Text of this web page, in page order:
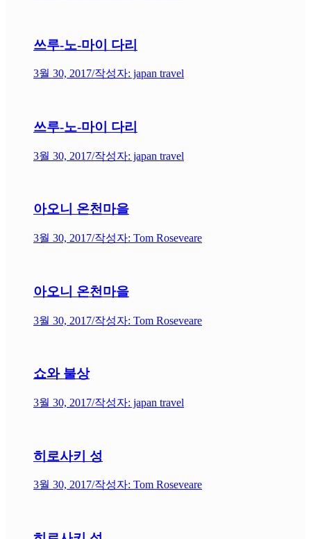
쓰루-노-마이 다리
3월 30, 2017/작성자: japan travel
쓰루-노-마이 다리
3월 30, 2017/작성자: japan travel
아오니 온천마을
3월 30, 2017/작성자: Tom Roseveare
아오니 온천마을
3월 30, 2017/작성자: Tom Roseveare
쇼와 불상
3월 30, 2017/작성자: japan travel
히로사키 성
3월 30, 2017/작성자: Tom Roseveare